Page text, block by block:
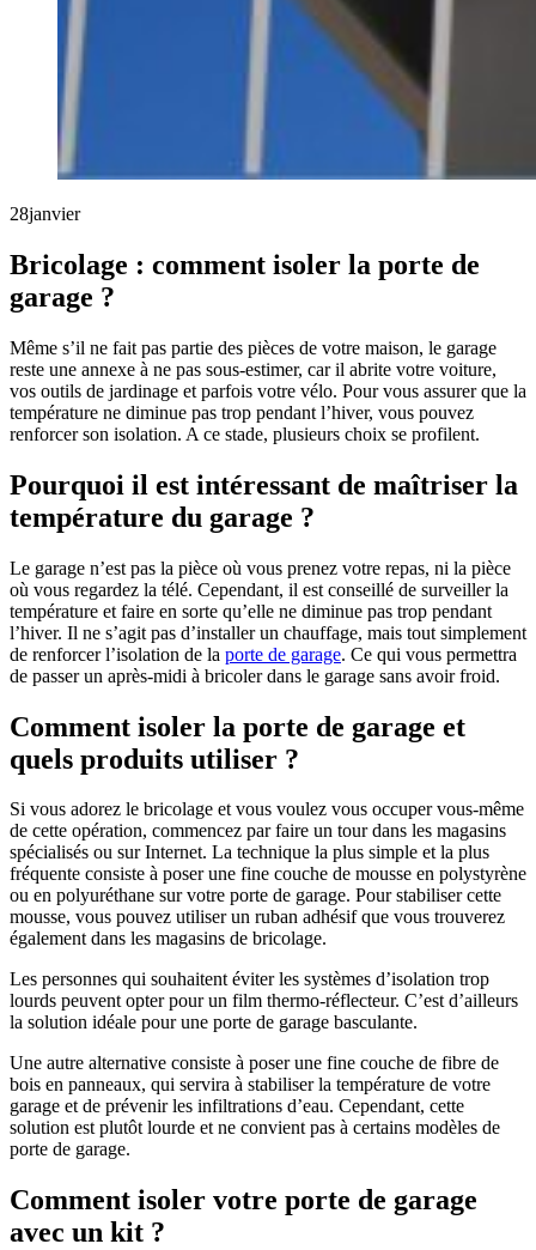
28janvier
Bricolage : comment isoler la porte de
garage ?
Même s’il ne fait pas partie des pièces de votre maison, le garage
reste une annexe à ne pas sous-estimer, car il abrite votre voiture,
vos outils de jardinage et parfois votre vélo. Pour vous assurer que la
température ne diminue pas trop pendant l’hiver, vous pouvez
renforcer son isolation. A ce stade, plusieurs choix se profilent.
Pourquoi il est intéressant de maîtriser la
température du garage ?
Le garage n’est pas la pièce où vous prenez votre repas, ni la pièce
où vous regardez la télé. Cependant, il est conseillé de surveiller la
température et faire en sorte qu’elle ne diminue pas trop pendant
l’hiver. Il ne s’agit pas d’installer un chauffage, mais tout simplement
de renforcer l’isolation de la porte de garage. Ce qui vous permettra
de passer un après-midi à bricoler dans le garage sans avoir froid.
Comment isoler la porte de garage et
quels produits utiliser ?
Si vous adorez le bricolage et vous voulez vous occuper vous-même
de cette opération, commencez par faire un tour dans les magasins
spécialisés ou sur Internet. La technique la plus simple et la plus
fréquente consiste à poser une fine couche de mousse en polystyrène
ou en polyuréthane sur votre porte de garage. Pour stabiliser cette
mousse, vous pouvez utiliser un ruban adhésif que vous trouverez
également dans les magasins de bricolage.
Les personnes qui souhaitent éviter les systèmes d’isolation trop
lourds peuvent opter pour un film thermo-réflecteur. C’est d’ailleurs
la solution idéale pour une porte de garage basculante.
Une autre alternative consiste à poser une fine couche de fibre de
bois en panneaux, qui servira à stabiliser la température de votre
garage et de prévenir les infiltrations d’eau. Cependant, cette
solution est plutôt lourde et ne convient pas à certains modèles de
porte de garage.
Comment isoler votre porte de garage
avec un kit ?